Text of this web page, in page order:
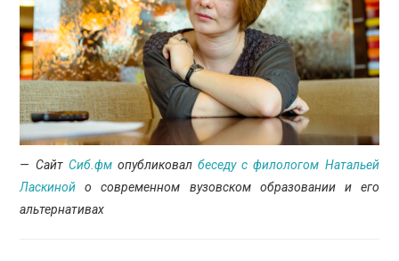
— Сайт Сиб.фмопубликовалбеседу с филологом Натальей
Ласкиной о современном вузовском образовании и его
альтернативах